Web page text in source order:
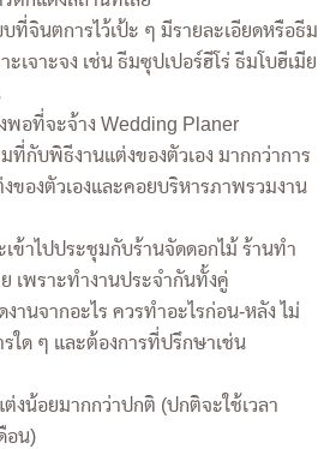
ที่จินตการไว้เป้ะ ๆ มีรายละเอียดหรือธีม
เจาะจง เช่น ธีมซุปเปอร์ฮีโร่ ธีมโบฮีเมีย
พอที่จะจ้าง Wedding Planer
ที่กับพิธีงานแต่งของตัวเอง มากกว่าการ
ของตัวเองและคอยบริหารภาพรวมงาน
เข้าไปประชุมกับร้านจัดดอกไม้ ร้านทำ
เพราะทำงานประจำกันทั้งคู่
งานจากอะไร ควรทำอะไรก่อน-หลัง ไม่
ใด ๆ และต้องการที่ปรึกษาเช่น
ต่งน้อยมากกว่าปกติ (ปกติจะใช้เวลา
อน)